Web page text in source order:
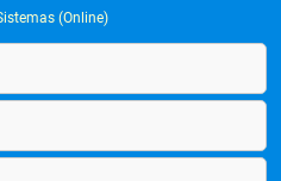
(Online)